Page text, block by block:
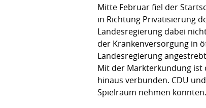
Mitte Februar fiel der
in Richtung Privatisierung
Landesregierung dabei
der Krankenversorgung in
Landesregierung
Mit der Markterkundung ist
hinaus verbunden. CDU
Spielraum nehmen könnten.